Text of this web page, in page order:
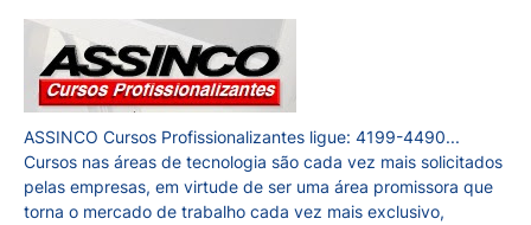
ASSINCO Cursos Profissionalizantes ligue: 4199-4490...
Cursos nas áreas de tecnologia são cada vez mais solicitados
pelas empresas, em virtude de ser uma área promissora que
torna o mercado de trabalho cada vez mais exclusivo,